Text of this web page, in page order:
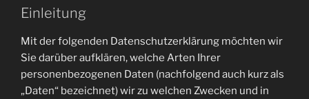
Einleitung
Mit der folgenden Datenschutzerklärung möchten wir
Sie darüber aufklären, welche Arten Ihrer
personenbezogenen Daten (nachfolgend auch kurz als
„Daten“ bezeichnet) wir zu welchen Zwecken und in